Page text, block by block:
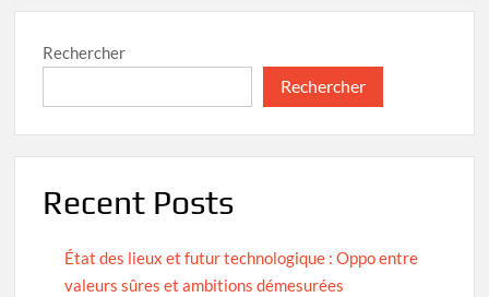
Rechercher
Rechercher
Recent Posts
État des lieux et futur technologique : Oppo entre
valeurs sûres et ambitions démesurées